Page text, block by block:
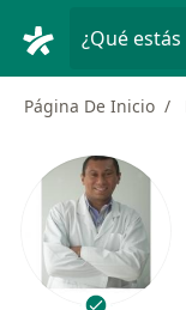
¿Qué
Página De Inicio